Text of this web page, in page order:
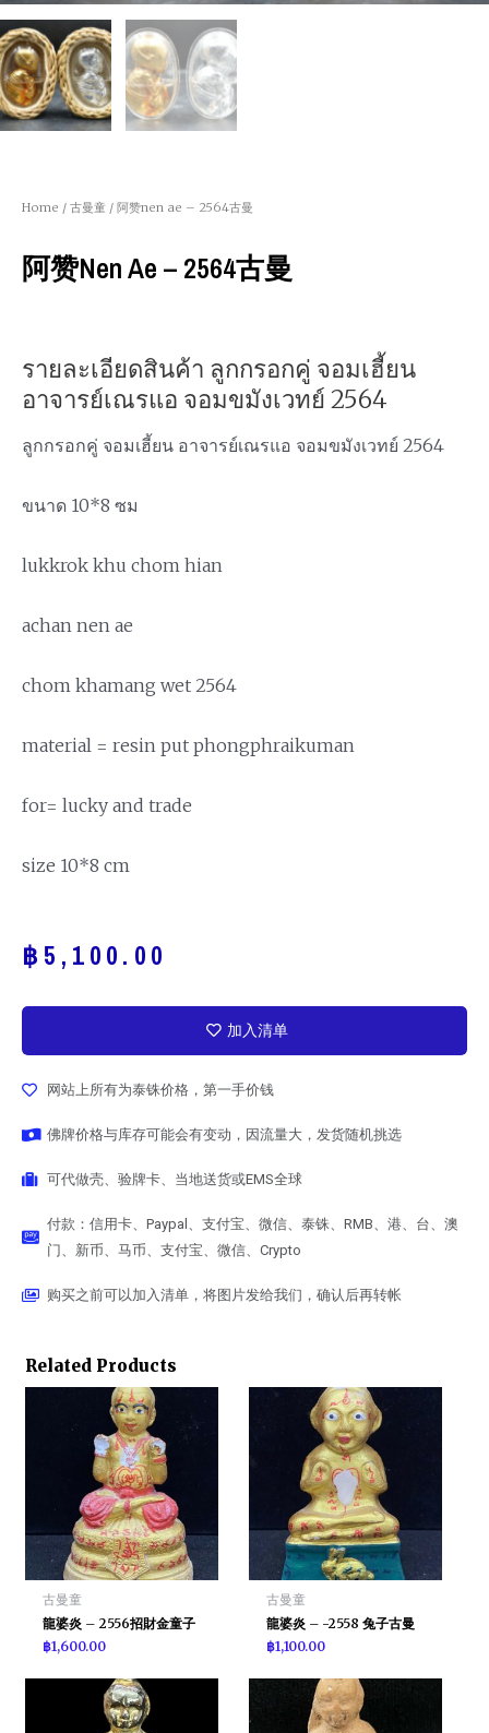
Home / 古曼童 / 阿赞nen ae – 2564古曼
阿赞nen Ae – 2564古曼
รายละเอียดสินค้า ลูกกรอกคู่ จอมเฮี้ยน
อาจารย์เณรแอ จอมขมังเวทย์ 2564
ลูกกรอกคู่ จอมเฮี้ยน อาจารย์เณรแอ จอมขมังเวทย์ 2564
ขนาด 10*8 ซม
lukkrok khu chom hian
achan nen ae
chom khamang wet 2564
material = resin put phongphraikuman
for= lucky and trade
size 10*8 cm
฿ 5,100.00
加入清单
网站上所有为泰铢价格，第一手价钱
佛牌价格与库存可能会有变动，因流量大，发货随机挑选
可代做壳、验牌卡、当地送货或EMS全球
付款：信用卡、Paypal、支付宝、微信、泰铢、RMB、港、台、澳
门、新币、马币、支付宝、微信、Crypto
购买之前可以加入清单，将图片发给我们，确认后再转帐
Related Products
古曼童
龍婆炎 – 2556招財金童子
฿1,600.00
古曼童
龍婆炎 – -2558 兔子古曼
฿1,100.00